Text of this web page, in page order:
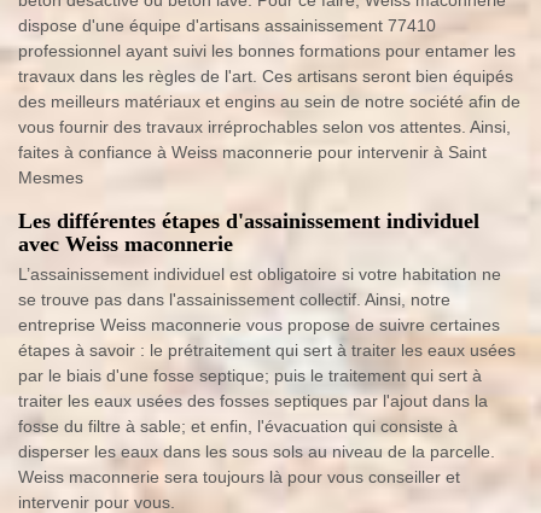
dispose d'une équipe d'artisans assainissement 77410
professionnel ayant suivi les bonnes formations pour entamer les
travaux dans les règles de l'art. Ces artisans seront bien équipés
des meilleurs matériaux et engins au sein de notre société afin de
vous fournir des travaux irréprochables selon vos attentes. Ainsi,
faites à confiance à Weiss maconnerie pour intervenir à Saint
Mesmes
Les différentes étapes d'assainissement individuel
avec Weiss maconnerie
L’assainissement individuel est obligatoire si votre habitation ne
se trouve pas dans l'assainissement collectif. Ainsi, notre
entreprise Weiss maconnerie vous propose de suivre certaines
étapes à savoir : le prétraitement qui sert à traiter les eaux usées
par le biais d'une fosse septique; puis le traitement qui sert à
traiter les eaux usées des fosses septiques par l'ajout dans la
fosse du filtre à sable; et enfin, l'évacuation qui consiste à
disperser les eaux dans les sous sols au niveau de la parcelle.
Weiss maconnerie sera toujours là pour vous conseiller et
intervenir pour vous.